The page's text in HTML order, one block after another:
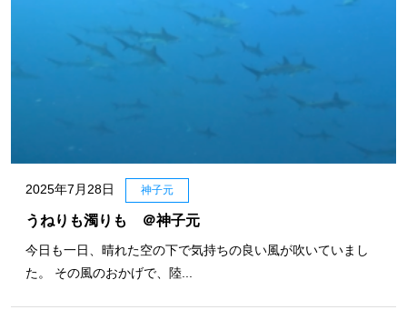
2025年7月28日 神子元
うねりも濁りも ＠神子元
今日も一日、晴れた空の下で気持ちの良い風が吹いていまし
た。 その風のおかげで、陸...